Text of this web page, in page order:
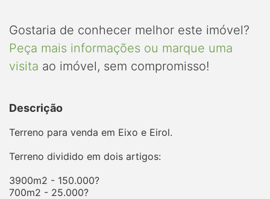
Gostaria de conhecer melhor este imóvel?
Peça mais informações ou marque uma
visita ao imóvel, sem compromisso!
Descrição
Terreno para venda em Eixo e Eirol.
Terreno dividido em dois artigos:
3900m2 - 150.000?
700m2 - 25.000?